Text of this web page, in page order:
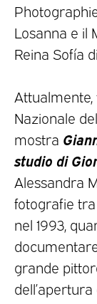
Losanna e il
Reina Sofía
Nazionale
mostra
studio di
Alessandra
fotografie
nel 1993,
grande